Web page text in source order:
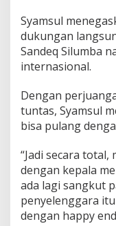
Syamsul
dukungan
Sandeq Silumba
internasional.
Dengan
tuntas, Syamsul
bisa pulang
“Jadi secara
dengan kepala
ada lagi sangkut
penyelenggara
dengan happy